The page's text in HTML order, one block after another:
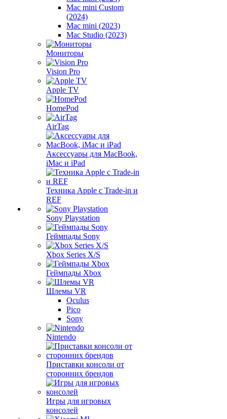
Mac mini Custom
(2024)
Mac mini (2023)
Mac Studio (2023)
Мониторы
Vision Pro
Apple TV
HomePod
AirTag
Аксессуары для MacBook,
iMac и iPad
Техника Apple с Trade-in и
REF
Sony Playstation
Геймпады Sony
Xbox Series X/S
Геймпады Xbox
Шлемы VR
Oculus
Pico
Sony
Nintendo
Приставки консоли от
сторонних брендов
Игры для игровых
консолей